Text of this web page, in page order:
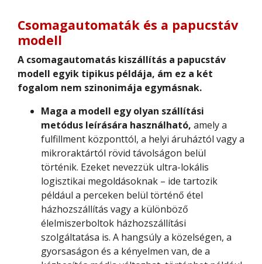
Csomagautomaták és a papucstáv
modell
A csomagautomatás kiszállítás a papucstáv
modell egyik tipikus példája, ám ez a két
fogalom nem szinonimája egymásnak.
Maga a modell egy olyan szállítási
metódus leírására használható, amely a
fulfillment központtól, a helyi áruháztól vagy a
mikroraktártól rövid távolságon belül
történik. Ezeket nevezzük ultra-lokális
logisztikai megoldásoknak – ide tartozik
például a perceken belül történő étel
házhozszállítás vagy a különböző
élelmiszerboltok házhozszállítási
szolgáltatása is. A hangsúly a közelségen, a
gyorsaságon és a kényelmen van, de a